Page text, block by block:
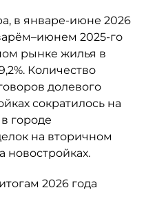
в январе-июне 2026
2025-го
рынке жилья в
Количество
долевого
сократилось на
городе
на вторичном
новостройках.
2026 года